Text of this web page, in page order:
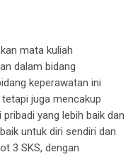
mata kuliah
dalam bidang
keperawatan ini
juga mencakup
yang lebih baik dan
untuk diri sendiri dan
3 SKS, dengan